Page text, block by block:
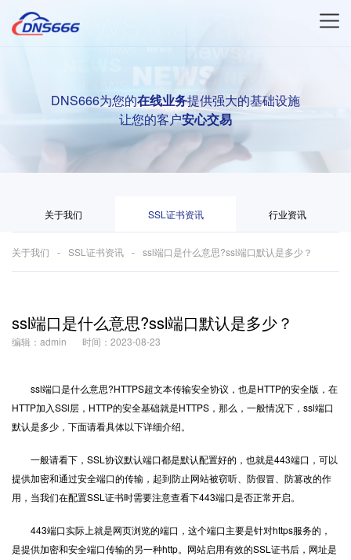
DNS666为您的在线业务提供强大的基础设施
让您的客户安心交易
关于我们 SSL证书资讯 行业资讯
关于我们 SSL证书资讯 ssl端口是什么意思?ssl端口默认是多少？
ssl端口是什么意思?ssl端口默认是多少？
编辑：admin 时间：2023-08-23
ssl端口是什么意思?HTTPS超文本传输安全协议，也是HTTP的安全版，在
HTTP加入SSl层，HTTP的安全基础就是HTTPS ，那么，一般情况下，ssl端口
默认是多少，下面请看具体以下详细介绍。
一般请看下，SSL协议默认端口都是默认配置好的，也就是443端口，可以
提供加密和通过安全端口的传输，起到防止网站被窃听、防假冒、防篡改的作
用，当我们在配置SSL证书时需要注意查看下443端口是否正常开启。
443端口实际上就是网页浏览的端口，这个端口主要是针对https服务的，
是提供加密和安全端口传输的另一种http。网站启用有效的SSL证书后，网址是